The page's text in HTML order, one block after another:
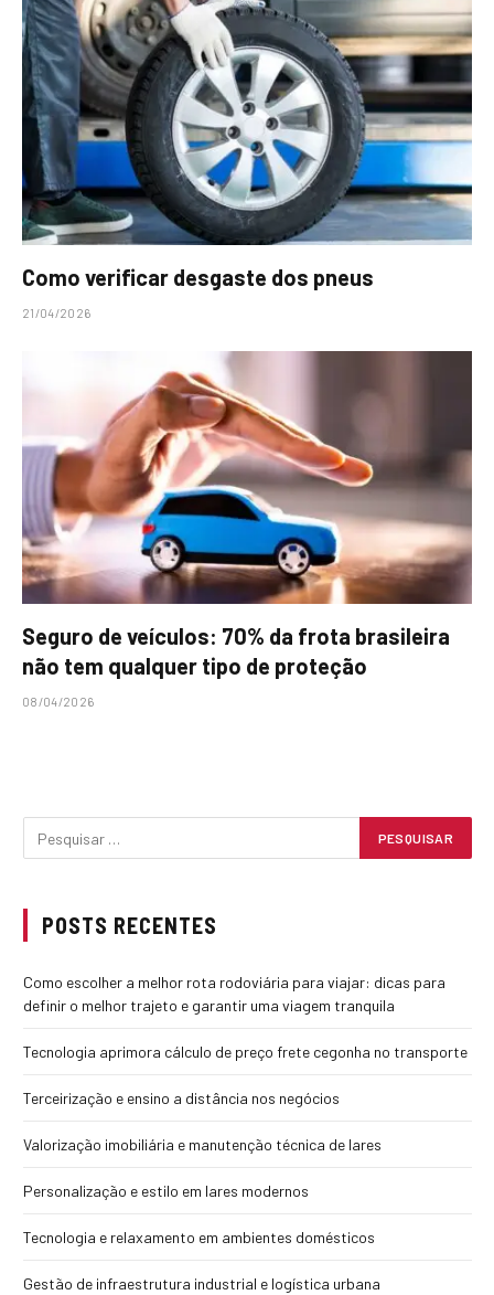
Como verificar desgaste dos pneus
21/04/2026
Seguro de veículos: 70% da frota brasileira
não tem qualquer tipo de proteção
08/04/2026
POSTS RECENTES
Como escolher a melhor rota rodoviária para viajar: dicas para
definir o melhor trajeto e garantir uma viagem tranquila
Tecnologia aprimora cálculo de preço frete cegonha no transporte
Terceirização e ensino a distância nos negócios
Valorização imobiliária e manutenção técnica de lares
Personalização e estilo em lares modernos
Tecnologia e relaxamento em ambientes domésticos
Gestão de infraestrutura industrial e logística urbana